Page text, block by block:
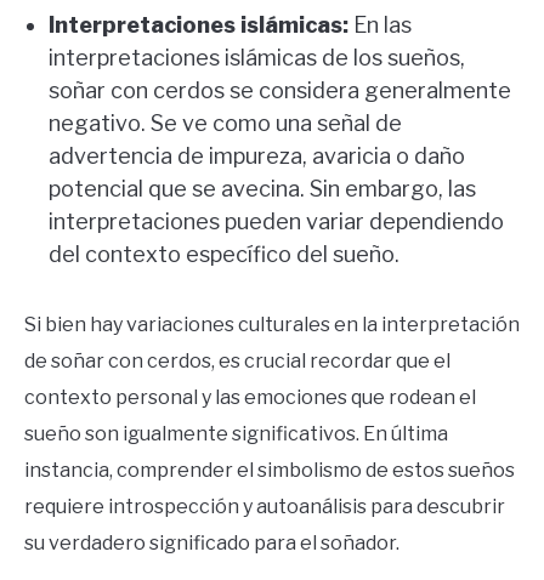
Interpretaciones islámicas: En las
interpretaciones islámicas de los sueños,
soñar con cerdos se considera generalmente
negativo. Se ve como una señal de
advertencia de impureza, avaricia o daño
potencial que se avecina. Sin embargo, las
interpretaciones pueden variar dependiendo
del contexto específico del sueño.
Si bien hay variaciones culturales en la interpretación
de soñar con cerdos, es crucial recordar que el
contexto personal y las emociones que rodean el
sueño son igualmente significativos. En última
instancia, comprender el simbolismo de estos sueños
requiere introspección y autoanálisis para descubrir
su verdadero significado para el soñador.